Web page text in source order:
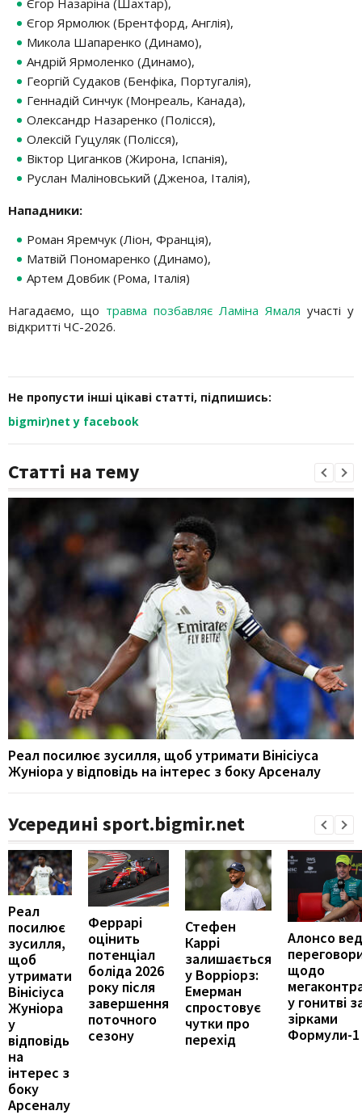
Єгор Ярмолюк (Брентфорд, Англія),
Микола Шапаренко (Динамо),
Андрій Ярмоленко (Динамо),
Георгій Судаков (Бенфіка, Португалія),
Геннадій Синчук (Монреаль, Канада),
Олександр Назаренко (Полісся),
Олексій Гуцуляк (Полісся),
Віктор Циганков (Жирона, Іспанія),
Руслан Маліновський (Дженоа, Італія),
Нападники:
Роман Яремчук (Ліон, Франція),
Матвій Пономаренко (Динамо),
Артем Довбик (Рома, Італія)
Нагадаємо, що травма позбавляє Ламіна Ямаля участі у
відкритті ЧС-2026.
Не пропусти інші цікаві статті, підпишись:
bigmir)net у facebook
Статті на тему
Реал посилює зусилля, щоб утримати Вінісіуса
Жуніора у відповідь на інтерес з боку Арсеналу
Усередині sport.bigmir.net
Реал
посилює
зусилля,
щоб
утримати
Вінісіуса
Жуніора
у
відповідь
на
інтерес з
боку
Арсеналу
Феррарі
оцінить
потенціал
боліда 2026
року після
завершення
поточного
сезону
Стефен
Каррі
залишається
у Ворріорз:
Емерман
спростовує
чутки про
перехід
Алонсо
щодо
у гонитві
зірками
Формули-1